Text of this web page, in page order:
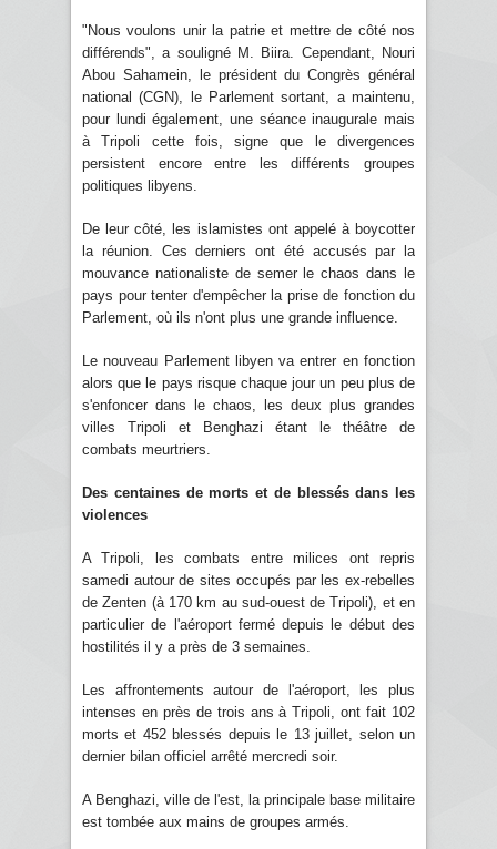
"Nous voulons unir la patrie et mettre de côté nos
différends", a souligné M. Biira. Cependant, Nouri
Abou Sahamein, le président du Congrès général
national (CGN), le Parlement sortant, a maintenu,
pour lundi également, une séance inaugurale mais
à Tripoli cette fois, signe que le divergences
persistent encore entre les différents groupes
politiques libyens.
De leur côté, les islamistes ont appelé à boycotter
la réunion. Ces derniers ont été accusés par la
mouvance nationaliste de semer le chaos dans le
pays pour tenter d'empêcher la prise de fonction du
Parlement, où ils n'ont plus une grande influence.
Le nouveau Parlement libyen va entrer en fonction
alors que le pays risque chaque jour un peu plus de
s'enfoncer dans le chaos, les deux plus grandes
villes Tripoli et Benghazi étant le théâtre de
combats meurtriers.
Des centaines de morts et de blessés dans les
violences
A Tripoli, les combats entre milices ont repris
samedi autour de sites occupés par les ex-rebelles
de Zenten (à 170 km au sud-ouest de Tripoli), et en
particulier de l'aéroport fermé depuis le début des
hostilités il y a près de 3 semaines.
Les affrontements autour de l'aéroport, les plus
intenses en près de trois ans à Tripoli, ont fait 102
morts et 452 blessés depuis le 13 juillet, selon un
dernier bilan officiel arrêté mercredi soir.
A Benghazi, ville de l'est, la principale base militaire
est tombée aux mains de groupes armés.